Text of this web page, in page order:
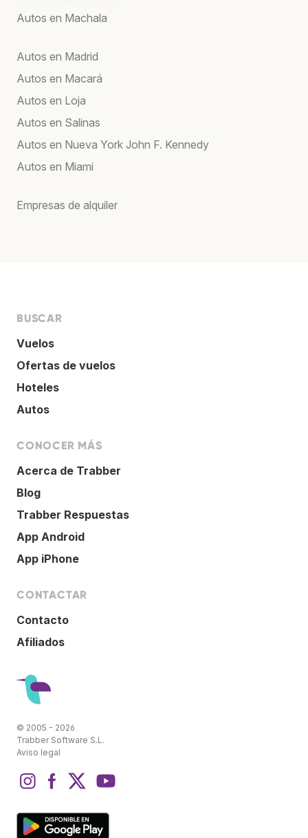
Autos en Machala
Autos en Madrid
Autos en Macará
Autos en Loja
Autos en Salinas
Autos en Nueva York John F. Kennedy
Autos en Miami
Empresas de alquiler
BUSCAR
Vuelos
Ofertas de vuelos
Hoteles
Autos
CONOCER MÁS
Acerca de Trabber
Blog
Trabber Respuestas
App Android
App iPhone
CONTACTAR
Contacto
Afiliados
© 2005 - 2026
Trabber Software S.L.
Aviso legal